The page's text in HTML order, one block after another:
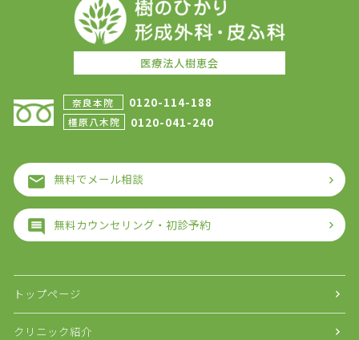
医療法人樹恵会
奈良本院 0120-114-188
橿原八木院 0120-041-240
無料でメール相談
無料カウンセリング・初診予約
トップページ
クリニック紹介